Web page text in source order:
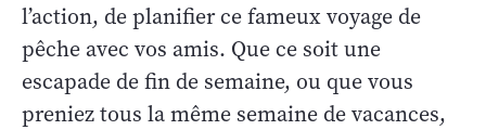
l’action, de planifier ce fameux voyage de
pêche avec vos amis. Que ce soit une
escapade de fin de semaine, ou que vous
preniez tous la même semaine de vacances,